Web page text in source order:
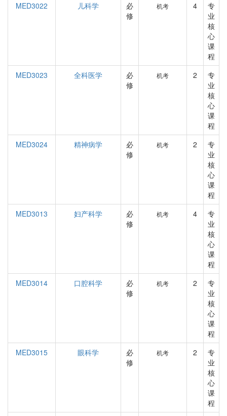
MED3022
儿科学
必
修
机考 4
专
业
核
心
课
程
MED3023
全科医学
必
修
机考 2
专
业
核
心
课
程
MED3024
精神病学
必
修
机考 2
专
业
核
心
课
程
MED3013
妇产科学
必
修
机考 4
专
业
核
心
课
程
MED3014
口腔科学
必
修
机考 2
专
业
核
心
课
程
MED3015
眼科学
必
修
机考 2
专
业
核
心
课
程